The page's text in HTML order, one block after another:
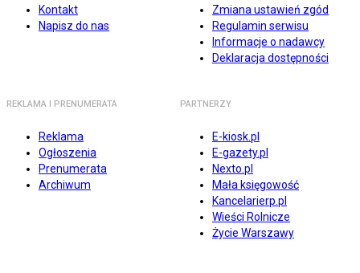
Kontakt
Napisz do nas
Zmiana ustawień zgód
Regulamin serwisu
Informacje o nadawcy
Deklaracja dostępności
REKLAMA I PRENUMERATA
Reklama
Ogłoszenia
Prenumerata
Archiwum
PARTNERZY
E-kiosk.pl
E-gazety.pl
Nexto.pl
Mała księgowość
Kancelarierp.pl
Wieści Rolnicze
Życie Warszawy